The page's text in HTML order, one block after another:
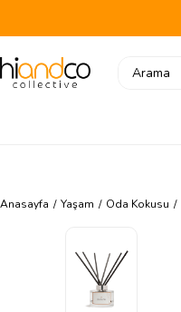
Anasayfa Yaşam Oda Kokusu